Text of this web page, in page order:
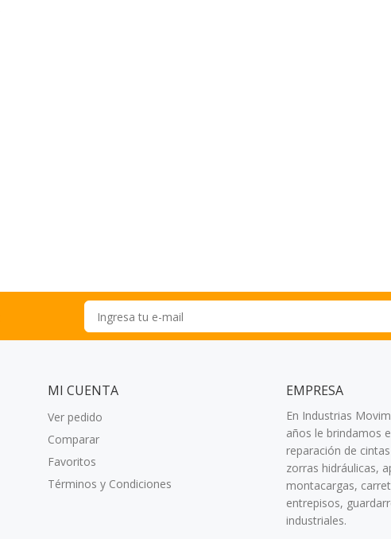
MI CUENTA
Ver pedido
Comparar
Favoritos
Términos y Condiciones
EMPRESA
En Industrias
años le brindamos
reparación de
zorras hidráulicas,
montacargas,
entrepisos,
industriales.